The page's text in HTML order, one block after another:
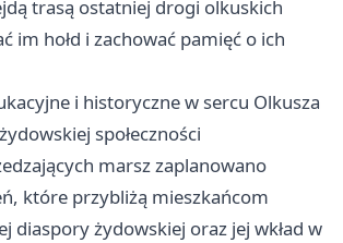
trasą ostatniej drogi olkuskich
im hołd i zachować pamięć o ich
i historyczne w sercu Olkusza
społeczności
marsz zaplanowano
które przybliżą mieszkańcom
diaspory żydowskiej oraz jej wkład w